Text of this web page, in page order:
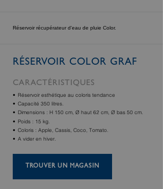
Réservoir récupérateur d'eau de pluie Color.
RÉSERVOIR COLOR GRAF
CARACTÉRISTIQUES
Réservoir esthétique au coloris tendance
Capacité 350 litres.
Dimensions : H 150 cm, Ø haut 62 cm, Ø bas 50 cm.
Poids : 15 kg.
Coloris : Apple, Cassis, Coco, Tomato.
A vider en hiver.
TROUVER UN MAGASIN